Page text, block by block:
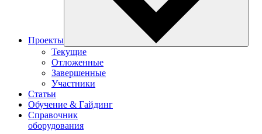
Проекты
Текущие
Отложенные
Завершенные
Участники
Статьи
Обучение & Гайдинг
Справочник
оборудования